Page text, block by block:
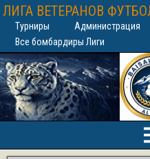
ЛИГА ВЕТЕРАНОВ
Турниры Администрация
Все бомбардиры Лиги